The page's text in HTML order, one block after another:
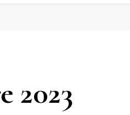
2023